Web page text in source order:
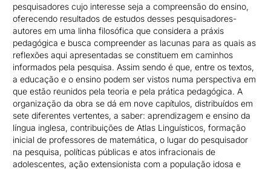
pesquisadores cujo interesse seja a compreensão do ensino,
oferecendo resultados de estudos desses pesquisadores-
autores em uma linha filosófica que considera a práxis
pedagógica e busca compreender as lacunas para as quais as
reflexões aqui apresentadas se constituem em caminhos
informados pela pesquisa. Assim sendo é que, entre os textos,
a educação e o ensino podem ser vistos numa perspectiva em
que estão reunidos pela teoria e pela prática pedagógica. A
organização da obra se dá em nove capítulos, distribuídos em
sete diferentes vertentes, a saber: aprendizagem e ensino da
língua inglesa, contribuições de Atlas Linguísticos, formação
inicial de professores de matemática, o lugar do pesquisador
na pesquisa, políticas públicas e atos infracionais de
adolescentes, ação extensionista com a população idosa e